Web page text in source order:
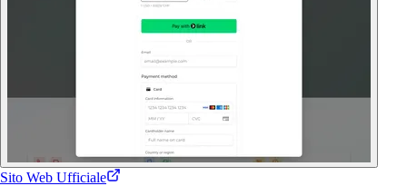
Sito Web Ufficiale